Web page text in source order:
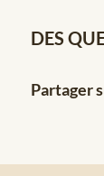
DES
Partager